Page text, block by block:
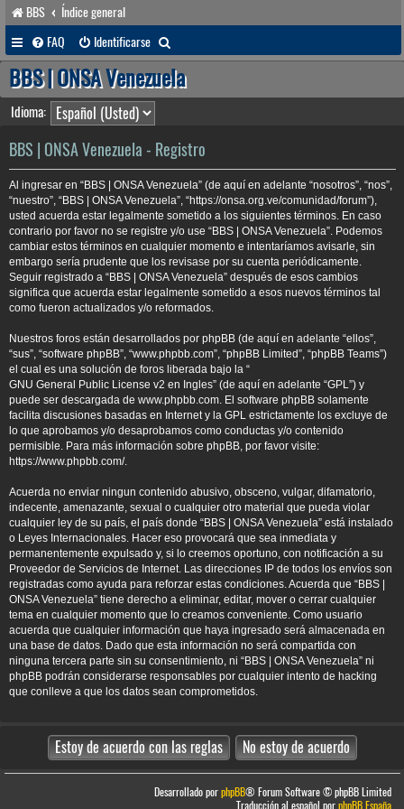
BBS
Índice general
FAQ
Identificarse
u
s
a
r
BBS | ONSA Venezuela
Idioma:
BBS | ONSA Venezuela - Registro
Al ingresar en “BBS | ONSA Venezuela” (de aquí en adelante “nosotros”, “nos”,
“nuestro”, “BBS | ONSA Venezuela”, “https://onsa.org.ve/comunidad/forum”),
usted acuerda estar legalmente sometido a los siguientes términos. En caso
contrario por favor no se registre y/o use “BBS | ONSA Venezuela”. Podemos
cambiar estos términos en cualquier momento e intentaríamos avisarle, sin
embargo sería prudente que los revisase por su cuenta periódicamente.
Seguir registrado a “BBS | ONSA Venezuela” después de esos cambios
significa que acuerda estar legalmente sometido a esos nuevos términos tal
como fueron actualizados y/o reformados.
Nuestros foros están desarrollados por phpBB (de aquí en adelante “ellos”,
“sus”, “software phpBB”, “www.phpbb.com”, “phpBB Limited”, “phpBB Teams”)
el cual es una solución de foros liberada bajo la “
GNU General Public License v2 en Ingles” (de aquí en adelante “GPL”) y
puede ser descargada de www.phpbb.com. El software phpBB solamente
facilita discusiones basadas en Internet y la GPL estrictamente los excluye de
lo que aprobamos y/o desaprobamos como conductas y/o contenido
permisible. Para más información sobre phpBB, por favor visite:
https://www.phpbb.com/.
Acuerda no enviar ningun contenido abusivo, obsceno, vulgar, difamatorio,
indecente, amenazante, sexual o cualquier otro material que pueda violar
cualquier ley de su país, el país donde “BBS | ONSA Venezuela” está instalado
o Leyes Internacionales. Hacer eso provocará que sea inmediata y
permanentemente expulsado y, si lo creemos oportuno, con notificación a su
Proveedor de Servicios de Internet. Las direcciones IP de todos los envíos son
registradas como ayuda para reforzar estas condiciones. Acuerda que “BBS |
ONSA Venezuela” tiene derecho a eliminar, editar, mover o cerrar cualquier
tema en cualquier momento que lo creamos conveniente. Como usuario
acuerda que cualquier información que haya ingresado será almacenada en
una base de datos. Dado que esta información no será compartida con
ninguna tercera parte sin su consentimiento, ni “BBS | ONSA Venezuela” ni
phpBB podrán considerarse responsables por cualquier intento de hacking
que conlleve a que los datos sean comprometidos.
Desarrollado porphpBB® Forum Software © phpBB Limited
Traducción al español porphpBB España